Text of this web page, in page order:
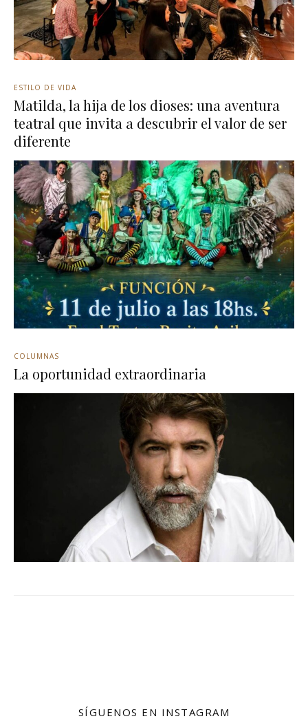
ESTILO DE VIDA
Matilda, la hija de los dioses: una aventura
teatral que invita a descubrir el valor de ser
diferente
COLUMNAS
La oportunidad extraordinaria
SÍGUENOS EN INSTAGRAM